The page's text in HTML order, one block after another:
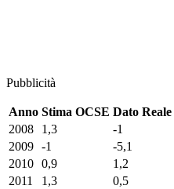
Pubblicità
Anno Stima OCSE Dato Reale
2008
1,3 -1
2009 -1 -5,1
2010 0,9 1,2
2011
1,3 0,5